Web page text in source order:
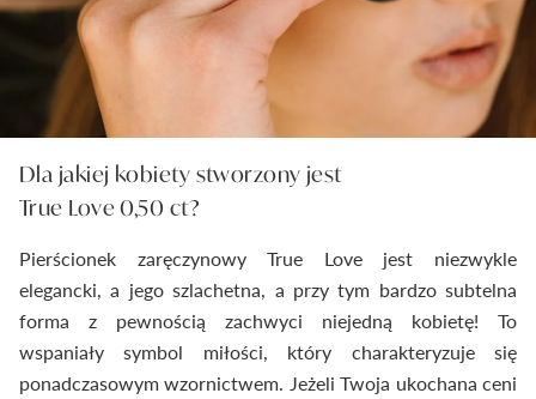
Dla jakiej kobiety stworzony jest
True Love 0,50 ct?
Pierścionek zaręczynowy True Love jest niezwykle
elegancki, a jego szlachetna, a przy tym bardzo subtelna
forma z pewnością zachwyci niejedną kobietę! To
wspaniały symbol miłości, który charakteryzuje się
ponadczasowym wzornictwem. Jeżeli Twoja ukochana ceni